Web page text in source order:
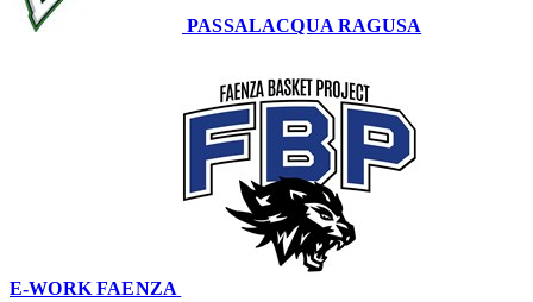
PASSALACQUA RAGUSA
E-WORK FAENZA